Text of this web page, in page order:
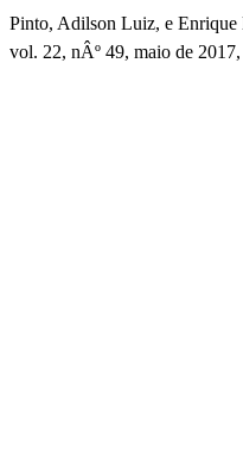
Pinto, Adilson Luiz, e Enrique
vol. 22, nÂº 49, maio de